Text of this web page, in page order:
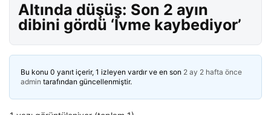
Altında düşüş: Son 2 ayın
dibini gördü ‘İvme kaybediyor’
Bu konu 0 yanıt içerir, 1 izleyen vardır ve en son 2 ay 2 hafta önce
admin tarafından güncellenmiştir.